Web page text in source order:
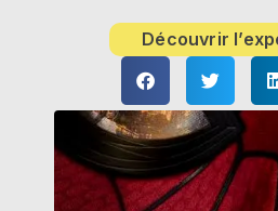
Découvrir